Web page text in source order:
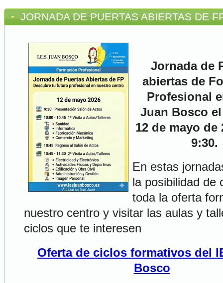
JORNADA DE PUERTAS ABIERTAS DE
Jornada de
abiertas de
Profesional
Juan Bosco
12 de mayo de
9:30.
En estas
la posibilidad de
toda la oferta
nuestro centro y visitar las aulas y
ciclos que te interesen
Oferta de ciclos formativos del
Bosco